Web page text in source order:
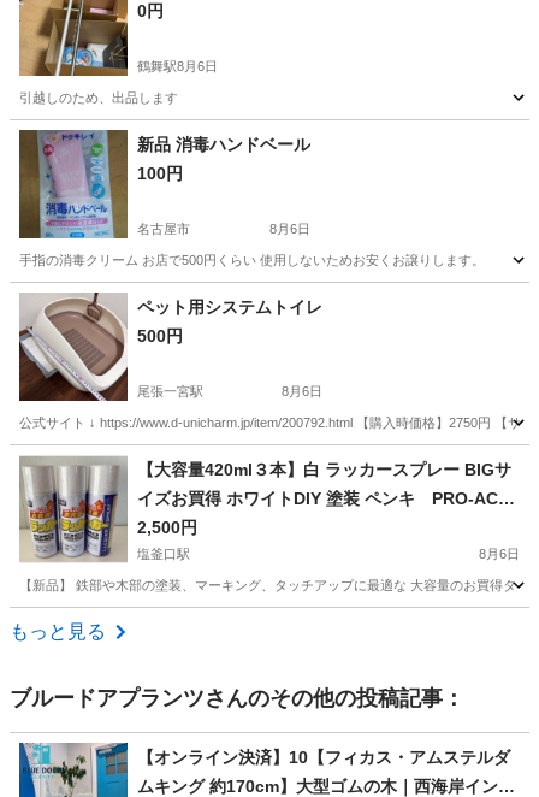
0円
鶴舞駅8月6日
引越しのため、出品します
愛知 名古屋市 鶴舞駅 洗濯用品
新品 消毒ハンドベール
100円
名古屋市 8月6日
手指の消毒クリーム お店で500円くらい 使用しないためお安くお譲りします。
愛知 名古屋市 その他 ベール
ペット用システムトイレ
500円
尾張一宮駅 8月6日
公式サイト ↓ https://www.d-unicharm.jp/item/200792.html 【購入時価格】2750円 【サ
愛知 一宮市 尾張一宮駅 その他
【大容量420ml３本】白 ラッカースプレー BIGサ
イズお買得 ホワイトDIY 塗装 ペンキ PRO-ACT
鉄部 木部 マーキング タッチアップ
2,500円
塩釜口駅 8月6日
【新品】 鉄部や木部の塗装、マーキング、タッチアップに最適な 大容量のお買得
愛知 名古屋市
もっと見る
ブルードアプランツさんのその他の投稿記事：
【オンライン決済】10【フィカス・アムステルダ
ムキング 約170cm】大型ゴムの木｜西海岸インテ